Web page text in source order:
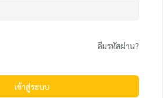
ลืมรหัสผ่าน?
เข้าสู่ระบบ